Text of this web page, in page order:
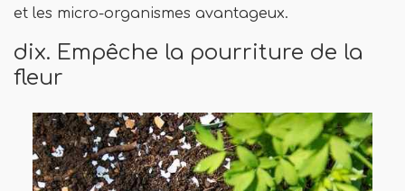
et les micro-organismes avantageux.
dix. Empêche la pourriture de la
fleur